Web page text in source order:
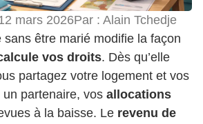
mars 2026Par : Alain Tchedje
sans être marié modifie la façon
vos droits. Dès qu’elle
partagez votre logement et vos
partenaire, vos allocations
à la baisse. Le revenu de